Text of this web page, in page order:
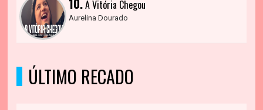
A Vitória Chegou
Aurelina Dourado
ÚLTIMO RECADO